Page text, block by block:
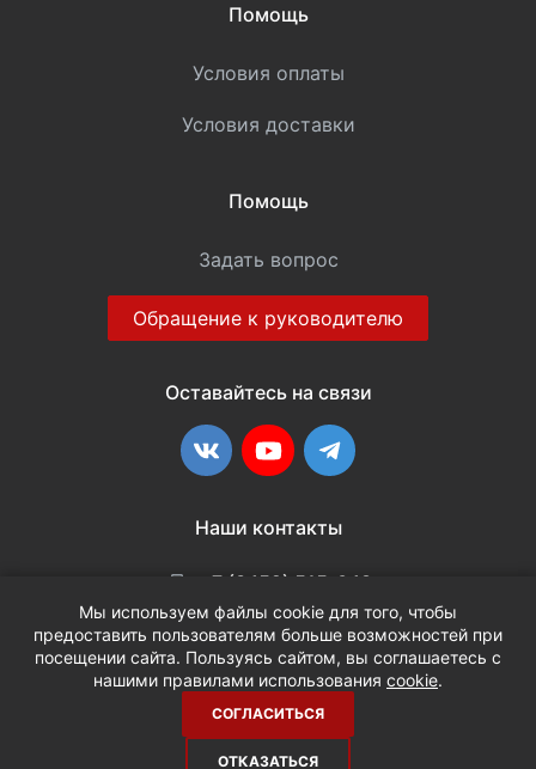
Мы используем файлы cookie для того, чтобы
предоставить пользователям больше возможностей при
посещении сайта. Пользуясь сайтом, вы соглашаетесь с
нашими правилами использования cookie.
СОГЛАСИТЬСЯ
ОТКАЗАТЬСЯ
Помощь
Условия оплаты
Условия доставки
Помощь
Задать вопрос
Обращение к руководителю
Оставайтесь на связи
ВКонтакте
YouTubeTelegram
Наши контакты
+7 (3452) 515-048
info@terria.ru